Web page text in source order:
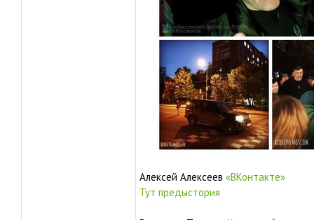
Алексей Алексеев «ВКонтакте»
Тут предыстория